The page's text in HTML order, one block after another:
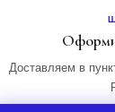
Доставляем в